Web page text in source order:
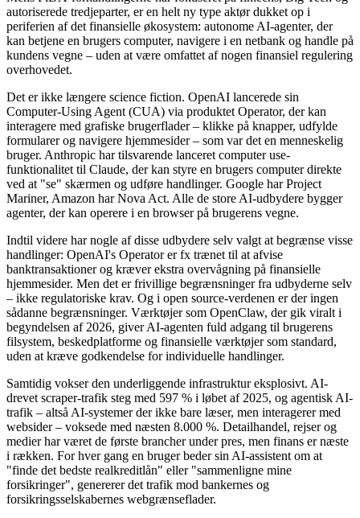
autoriserede tredjeparter, er en helt ny type aktør dukket op i
periferien af det finansielle økosystem: autonome AI-agenter, der
kan betjene en brugers computer, navigere i en netbank og handle på
kundens vegne – uden at være omfattet af nogen finansiel regulering
overhovedet.
Det er ikke længere science fiction. OpenAI lancerede sin
Computer-Using Agent (CUA) via produktet Operator, der kan
interagere med grafiske brugerflader – klikke på knapper, udfylde
formularer og navigere hjemmesider – som var det en menneskelig
bruger. Anthropic har tilsvarende lanceret computer use-
funktionalitet til Claude, der kan styre en brugers computer direkte
ved at "se" skærmen og udføre handlinger. Google har Project
Mariner, Amazon har Nova Act. Alle de store AI-udbydere bygger
agenter, der kan operere i en browser på brugerens vegne.
Indtil videre har nogle af disse udbydere selv valgt at begrænse visse
handlinger: OpenAI's Operator er fx trænet til at afvise
banktransaktioner og kræver ekstra overvågning på finansielle
hjemmesider. Men det er frivillige begrænsninger fra udbyderne selv
– ikke regulatoriske krav. Og i open source-verdenen er der ingen
sådanne begrænsninger. Værktøjer som OpenClaw, der gik viralt i
begyndelsen af 2026, giver AI-agenten fuld adgang til brugerens
filsystem, beskedplatforme og finansielle værktøjer som standard,
uden at kræve godkendelse for individuelle handlinger.
Samtidig vokser den underliggende infrastruktur eksplosivt. AI-
drevet scraper-trafik steg med 597 % i løbet af 2025, og agentisk AI-
trafik – altså AI-systemer der ikke bare læser, men interagerer med
websider – voksede med næsten 8.000 %. Detailhandel, rejser og
medier har været de første brancher under pres, men finans er næste
i rækken. For hver gang en bruger beder sin AI-assistent om at
"finde det bedste realkreditlån" eller "sammenligne mine
forsikringer", genererer det trafik mod bankernes og
forsikringsselskabernes webgrænseflader.